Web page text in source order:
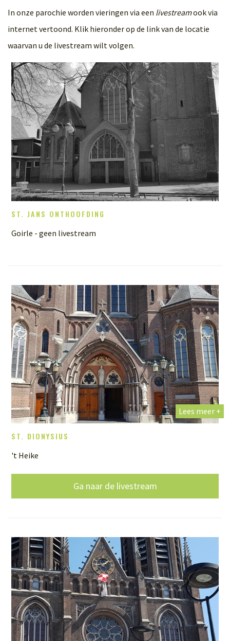
In onze parochie worden vieringen via een livestreamook via
internet vertoond. Klik hieronder op de link van de locatie
waarvan u de livestream wilt volgen.
ST. JANS ONTHOOFDING
Goirle - geen livestream
Lees meer +
ST. DIONYSIUS
't Heike
Ga naar de livestream